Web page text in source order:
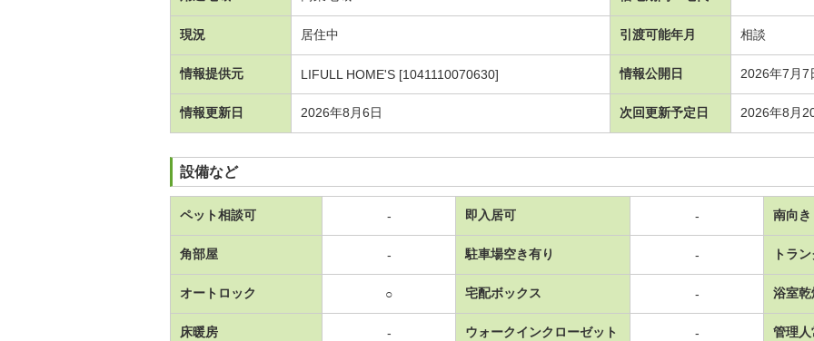
現況 居住中 引渡可能年月 相談
情報提供元 LIFULL HOME'S [1041110070630] 情報公開日 2026年7月7
情報更新日 2026年8月6日 次回更新予定日 2026年8月
設備など
ペット相談可 - 即入居可 - 南向き
角部屋 - 駐車場空き有り - トラ
オートロック ○ 宅配ボックス - 浴室乾
床暖房 - ウォークインクローゼット - 管理人